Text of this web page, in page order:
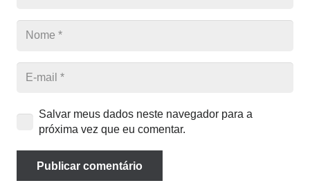
Salvar meus dados neste navegador para a
próxima vez que eu comentar.
Publicar comentário